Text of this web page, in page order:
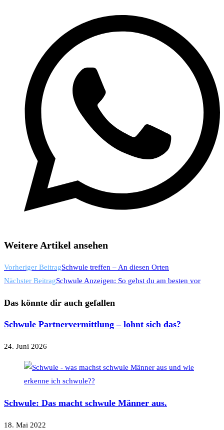
Weitere Artikel ansehen
Vorheriger BeitragSchwule treffen – An diesen Orten
Nächster BeitragSchwule Anzeigen: So gehst du am besten vor
Das könnte dir auch gefallen
Schwule Partnervermittlung – lohnt sich das?
24. Juni 2026
Schwule: Das macht schwule Männer aus.
18. Mai 2022